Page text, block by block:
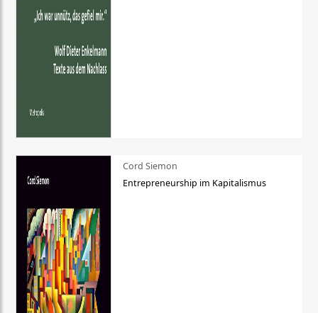
Cord Siemon
Entrepreneurship im Kapitalismus